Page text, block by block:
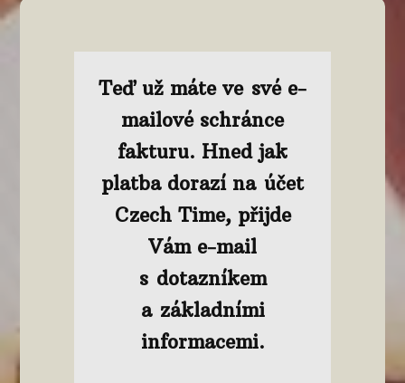
Teď už máte ve své e-
mailové schránce
fakturu. Hned jak
platba dorazí na účet
Czech Time, přijde
Vám e-mail
s dotazníkem
a základními
informacemi.